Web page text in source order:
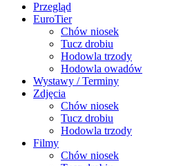
Przegląd
EuroTier
Chów niosek
Tucz drobiu
Hodowla trzody
Hodowla owadów
Wystawy / Terminy
Zdjęcia
Chów niosek
Tucz drobiu
Hodowla trzody
Filmy
Chów niosek